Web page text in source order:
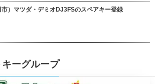
市）マツダ・デミオDJ3FSのスペアキー登録
ーグループ